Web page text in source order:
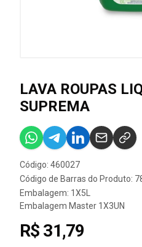
LAVA ROUPAS
SUPREMA
Código: 460027
Código de Barras do Produto:
Embalagem: 1X5L
Embalagem Master 1X3UN
R$ 31,79